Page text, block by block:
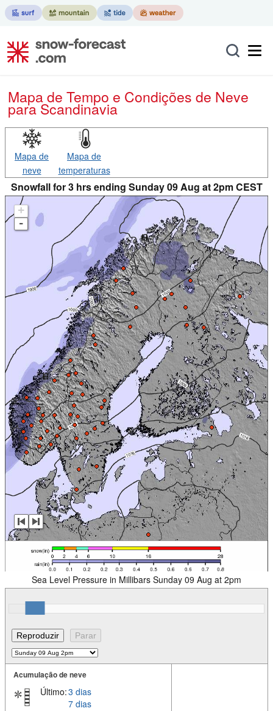
Mapa de Tempo e Condições de Neve
para Scandinavia
Mapa de
neve
Mapa de
temperaturas
Snowfall for 3 hrs ending Sunday 09 Aug at 2pm CEST
+
-
Sea Level Pressure in Millibars Sunday 09 Aug at 2pm
Acumulação de neve
Último:3 dias
7 dias